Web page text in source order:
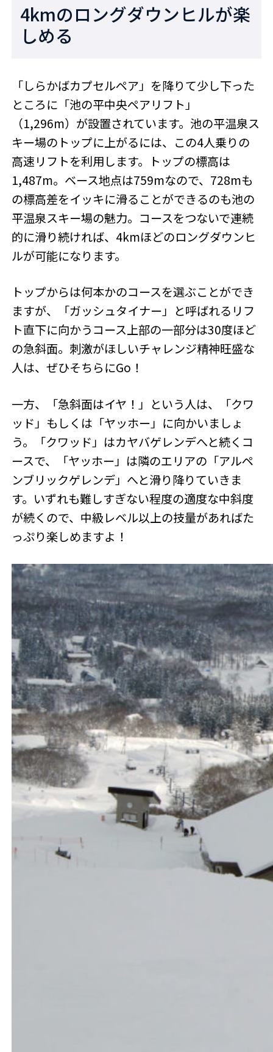
4kmのロングダウンヒルが楽
しめる
「しらかばカプセルペア」を降りて少し下った
ところに「池の平中央ペアリフト」
（1,296m）が設置されています。池の平温泉ス
キー場のトップに上がるには、この4人乗りの
高速リフトを利用します。トップの標高は
1,487m。ベース地点は759mなので、728mも
の標高差をイッキに滑ることができるのも池の
平温泉スキー場の魅力。コースをつないで連続
的に滑り続ければ、4kmほどのロングダウンヒ
ルが可能になります。
トップからは何本かのコースを選ぶことができ
ますが、「ガッシュタイナー」と呼ばれるリフ
ト直下に向かうコース上部の一部分は30度ほど
の急斜面。刺激がほしいチャレンジ精神旺盛な
人は、ぜひそちらにGo！
一方、「急斜面はイヤ！」という人は、「クワ
ッド」もしくは「ヤッホー」に向かいましょ
う。「クワッド」はカヤバゲレンデへと続くコ
ースで、「ヤッホー」は隣のエリアの「アルペ
ンブリックゲレンデ」へと滑り降りていきま
す。いずれも難しすぎない程度の適度な中斜度
が続くので、中級レベル以上の技量があればた
っぷり楽しめますよ！